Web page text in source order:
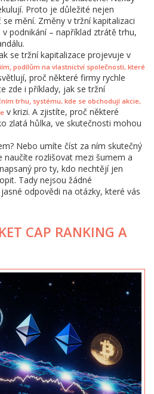
Proto je důležité nejen
mění. Změny v tržní kapitalizaci
podnikání – například ztrátě trhu,
se tržní kapitalizace projevuje v
, podílům na vlastnictví společnosti, které
proč některé firmy rychle
zde i příklady, jak se tržní
trhu, systému, kde se obchodují akcie,
v krizi. A zjistíte, proč některé
zlatá hůlka, ve skutečnosti mohou
Nebo umíte číst za ním skutečný
naučíte rozlišovat mezi šumem a
pro ty, kdo nechtějí jen
Tady nejsou žádné
odpovědi na otázky, které vás
CAP RANKING A